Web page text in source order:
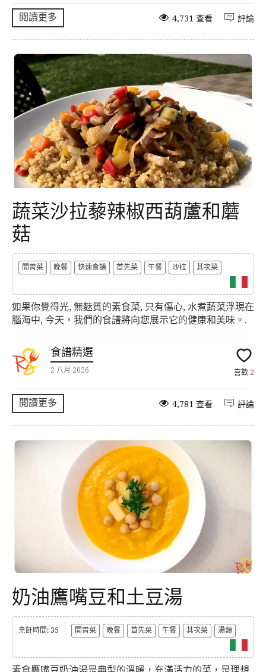
閱讀更多 評論
4,731 查看
蔬菜沙拉藜辣椒西葫蘆和蘑
菇
開胃菜 晚餐 快速食譜 首先菜 午餐 沙拉 其次菜
如果你覺得光, 無麩質的素食菜, 只有傷心, 水煮蔬菜浮現在
腦海中, 今天，我們的食譜將向您展示它的健康和美味。.
食譜精選
2 八月 2026 喜歡 2
閱讀更多 評論
4,781 查看
奶油鷹嘴豆和土豆湯
烹飪時間: 35 開胃菜 晚餐 首先菜 午餐 其次菜 湯類
素食鷹嘴豆奶油湯是典型的溫暖，充滿活力的菜，是理想